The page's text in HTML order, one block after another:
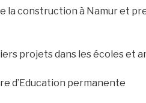
la construction à Namur et
projets dans les écoles et
d’Education permanente